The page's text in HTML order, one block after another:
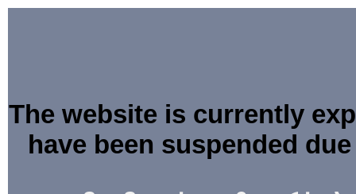
The website is currently
have been suspended